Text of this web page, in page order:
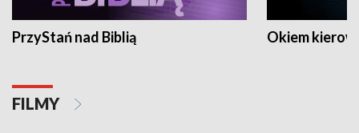
PrzyStań nad Biblią Okiem
FILMY